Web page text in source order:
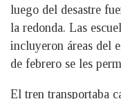
luego del desastre
la redonda. Las
incluyeron áreas del
de febrero se les
El tren transportaba